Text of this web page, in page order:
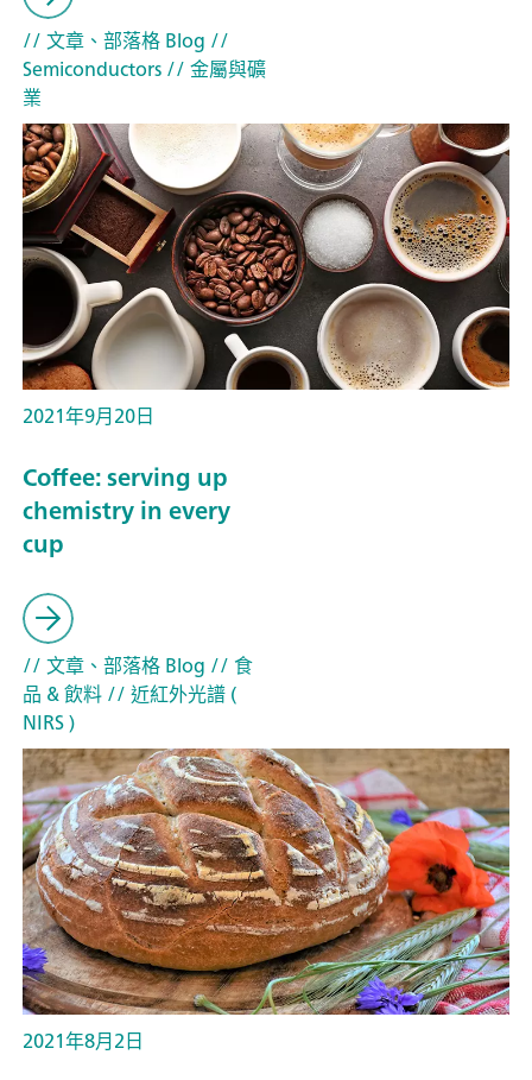
// 文章、部落格 Blog //
Semiconductors// 金屬與礦
業
2021年9月20日
Coffee: serving up
chemistry in every
cup
// 文章、部落格 Blog // 食
品 & 飲料// 近紅外光譜 (
NIRS )
2021年8月2日